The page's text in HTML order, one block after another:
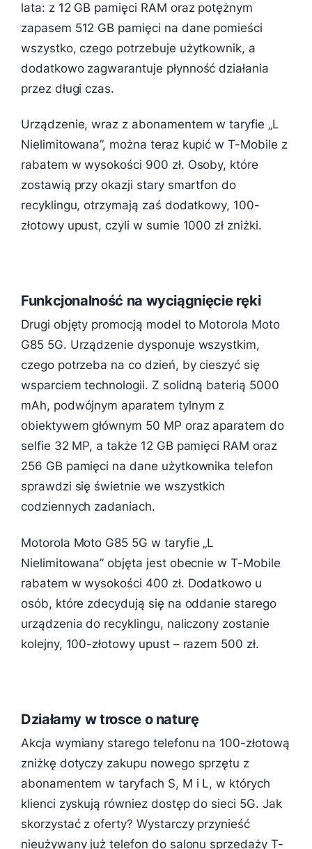
lata: z 12 GB pamięci RAM oraz potężnym
zapasem 512 GB pamięci na dane pomieści
wszystko, czego potrzebuje użytkownik, a
dodatkowo zagwarantuje płynność działania
przez długi czas.
Urządzenie, wraz z abonamentem w taryfie „L
Nielimitowana”, można teraz kupić w T-Mobile z
rabatem w wysokości 900 zł. Osoby, które
zostawią przy okazji stary smartfon do
recyklingu, otrzymają zaś dodatkowy, 100-
złotowy upust, czyli w sumie 1000 zł zniżki.
Funkcjonalność na wyciągnięcie ręki
Drugi objęty promocją model to Motorola Moto
G85 5G. Urządzenie dysponuje wszystkim,
czego potrzeba na co dzień, by cieszyć się
wsparciem technologii. Z solidną baterią 5000
mAh, podwójnym aparatem tylnym z
obiektywem głównym 50 MP oraz aparatem do
selfie 32 MP, a także 12 GB pamięci RAM oraz
256 GB pamięci na dane użytkownika telefon
sprawdzi się świetnie we wszystkich
codziennych zadaniach.
Motorola Moto G85 5G w taryfie „L
Nielimitowana” objęta jest obecnie w T-Mobile
rabatem w wysokości 400 zł. Dodatkowo u
osób, które zdecydują się na oddanie starego
urządzenia do recyklingu, naliczony zostanie
kolejny, 100-złotowy upust – razem 500 zł.
Działamy w trosce o naturę
Akcja wymiany starego telefonu na 100-złotową
zniżkę dotyczy zakupu nowego sprzętu z
abonamentem w taryfach S, M i L, w których
klienci zyskują równiez dostęp do sieci 5G. Jak
skorzystać z oferty? Wystarczy przynieść
nieużywany już telefon do salonu sprzedaży T-